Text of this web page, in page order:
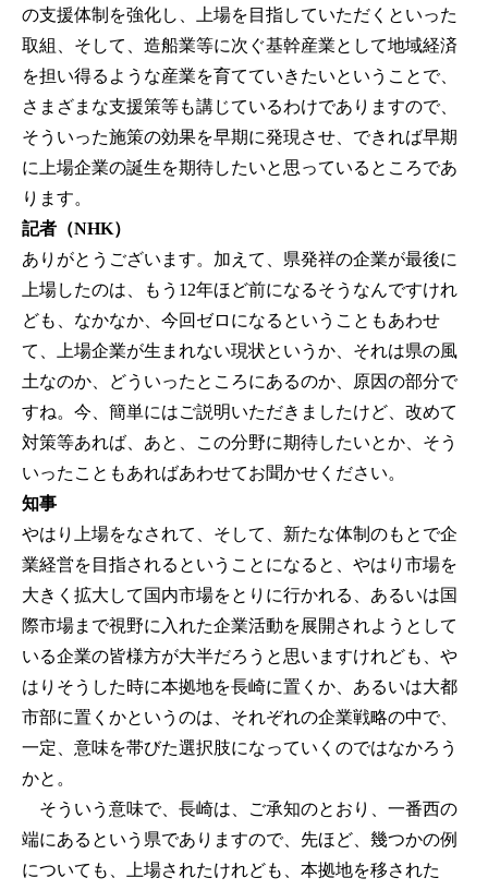
の支援体制を強化し、上場を目指していただくといった
取組、そして、造船業等に次ぐ基幹産業として地域経済
を担い得るような産業を育てていきたいということで、
さまざまな支援策等も講じているわけでありますので、
そういった施策の効果を早期に発現させ、できれば早期
に上場企業の誕生を期待したいと思っているところであ
ります。
記者（NHK）
ありがとうございます。加えて、県発祥の企業が最後に
上場したのは、もう12年ほど前になるそうなんですけれ
ども、なかなか、今回ゼロになるということもあわせ
て、上場企業が生まれない現状というか、それは県の風
土なのか、どういったところにあるのか、原因の部分で
すね。今、簡単にはご説明いただきましたけど、改めて
対策等あれば、あと、この分野に期待したいとか、そう
いったこともあればあわせてお聞かせください。
知事
やはり上場をなされて、そして、新たな体制のもとで企
業経営を目指されるということになると、やはり市場を
大きく拡大して国内市場をとりに行かれる、あるいは国
際市場まで視野に入れた企業活動を展開されようとして
いる企業の皆様方が大半だろうと思いますけれども、や
はりそうした時に本拠地を長崎に置くか、あるいは大都
市部に置くかというのは、それぞれの企業戦略の中で、
一定、意味を帯びた選択肢になっていくのではなかろう
かと。
そういう意味で、長崎は、ご承知のとおり、一番西の
端にあるという県でありますので、先ほど、幾つかの例
についても、上場されたけれども、本拠地を移された